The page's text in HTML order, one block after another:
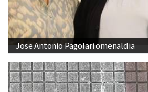
Jose Antonio Pagolari omenaldia